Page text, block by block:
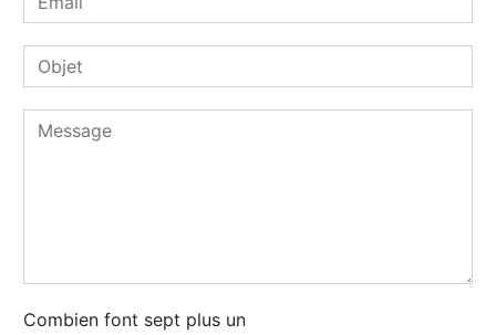
Combien font sept plus un